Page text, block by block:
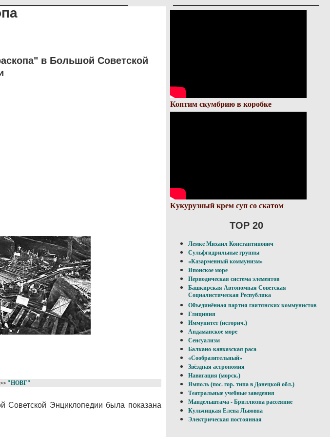
в Большой Советской
>> "НОВГ"
Советской Энциклопедии была показана
Коптим скумбрию в коробке
Кукурузный крем суп со скатом
TOP 20
Лемке Михаил Константинович
Сульфгидрильные группы
«Казарменный коммунизм»
Японское море
Периодическая система элементов
Башкирская Автономная Советская
Социалистическая Республика
Объединённая партия гаитянских коммунистов
Глициния
Иммунитет (историч.)
Андаманское море
Сенсуализм
Балкано-кавказская раса
«Сообразительный»
Звёздная астрономия
Навигация (морск.)
Ямполь (пос. гор. типа в Донецкой обл.)
Театральные учебные заведения
Мандельштама - Бриллюэна рассеяние
Кульчицкая Елена Львовна
Электрическая постоянная